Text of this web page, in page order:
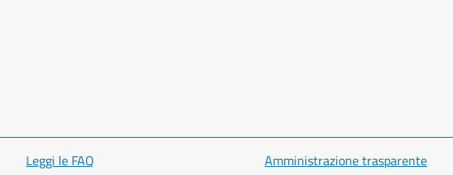
Leggi le FAQ
Amministrazione trasparente